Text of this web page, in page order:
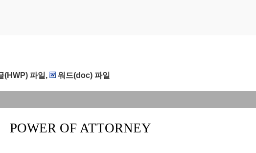
(HWP) 파일, 워드(doc) 파일
POWER OF ATTORNEY